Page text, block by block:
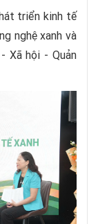
triển kinh tế
nghệ xanh và
Xã hội - Quản